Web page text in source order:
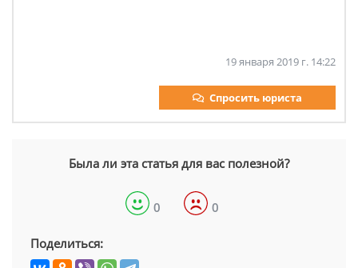
19 января 2019 г. 14:22
Спросить юриста
Была ли эта статья для вас полезной?
0 0
Поделиться: